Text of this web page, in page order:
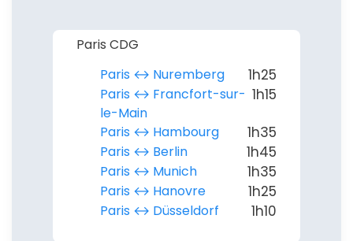
Paris CDG
Paris ↔︎ Nuremberg
1h25
Paris ↔︎ Francfort-sur-
le-Main
1h15
Paris ↔︎ Hambourg 1h35
Paris ↔︎ Berlin 1h45
Paris ↔︎ Munich 1h35
Paris ↔︎ Hanovre 1h25
Paris ↔︎ Düsseldorf 1h10